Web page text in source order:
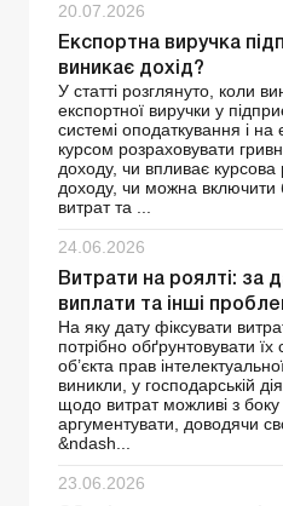
20.07.2026
Експортна виручка
виникає дохід?
У статті розглянуто, коли
експортної виручки у
системі оподаткування і
курсом розраховувати
доходу, чи впливає курсова
доходу, чи можна включити
витрат та ...
24.06.2026
Витрати на роялті: за
виплати та інші
На яку дату фіксувати
потрібно обґрунтовувати
об’єкта прав
виникли, у господарській
щодо витрат можливі з боку
аргументувати, доводячи
&ndash...
23.06.2026